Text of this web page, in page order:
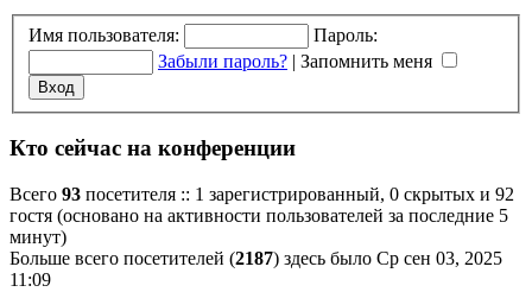
Имя пользователя:
Пароль:
Забыли пароль? | Запомнить меня
Кто сейчас на конференции
Всего 93 посетителя :: 1 зарегистрированный, 0 скрытых и 92
гостя (основано на активности пользователей за последние 5
минут)
Больше всего посетителей (2187) здесь было Ср сен 03, 2025
11:09